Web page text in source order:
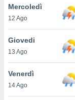
un
la
nella
Mercoledì
12 Ago
Giovedi
13 Ago
Venerdì
14 Ago